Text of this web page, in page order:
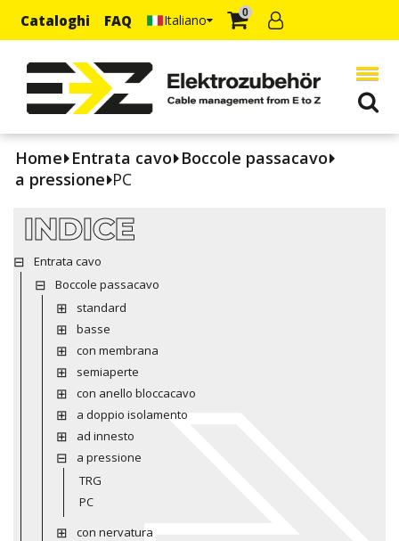
Cataloghi FAQ Italiano 0
Home Entrata cavo Boccole passacavo
a pressione PC
INDICE
Entrata cavo
Boccole passacavo
standard
basse
con membrana
semiaperte
con anello bloccacavo
a doppio isolamento
ad innesto
a pressione
TRG
PC
con nervatura